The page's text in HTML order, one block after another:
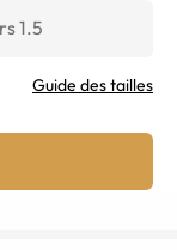
1.5
Guide des tailles